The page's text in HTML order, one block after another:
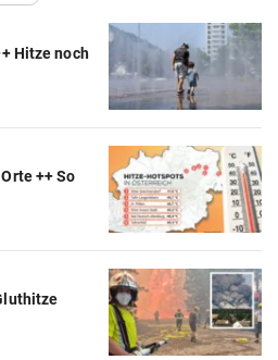
Hitze noch
++ So